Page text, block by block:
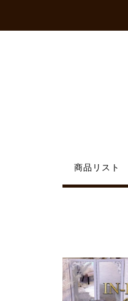
content
商品リスト